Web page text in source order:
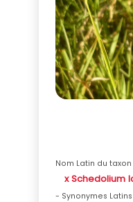
Nom Latin du
x Schedolium
- Synonymes Latins